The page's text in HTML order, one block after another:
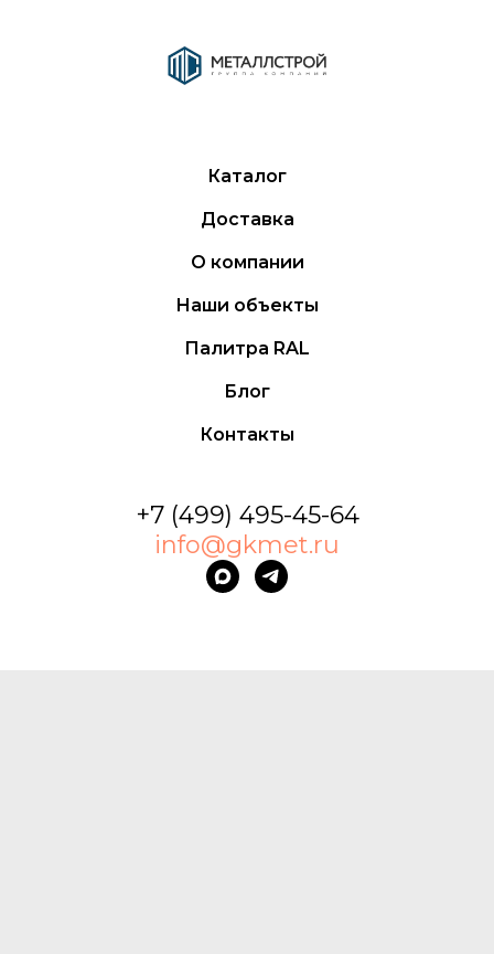
Каталог
Доставка
О компании
Наши объекты
Палитра RAL
Блог
Контакты
+7 (499) 495-45-64
info@gkmet.ru